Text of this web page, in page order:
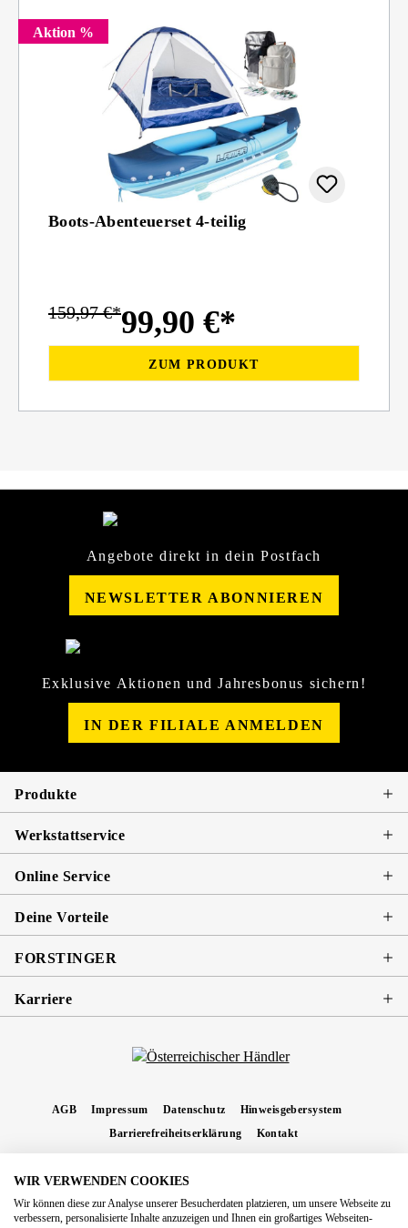
Aktion %
Boots-Abenteuerset 4-teilig
99,90 €*
159,97 €*
ZUM PRODUKT
Angebote direkt in dein Postfach
NEWSLETTER ABONNIEREN
Exklusive Aktionen und Jahresbonus sichern!
IN DER FILIALE ANMELDEN
Produkte
Werkstattservice
Online Service
Deine Vorteile
FORSTINGER
Karriere
AGB Impressum Datenschutz
Hinweisgebersystem
Barrierefreiheitserklärung
Kontakt
Nachnahmegebühren, wenn nicht anders angegeben.
WIR VERWENDEN COOKIES
Wir können diese zur Analyse unserer Besucherdaten platzieren, um unsere Webseite zu
verbessern, personalisierte Inhalte anzuzeigen und Ihnen ein großartiges Webseiten-